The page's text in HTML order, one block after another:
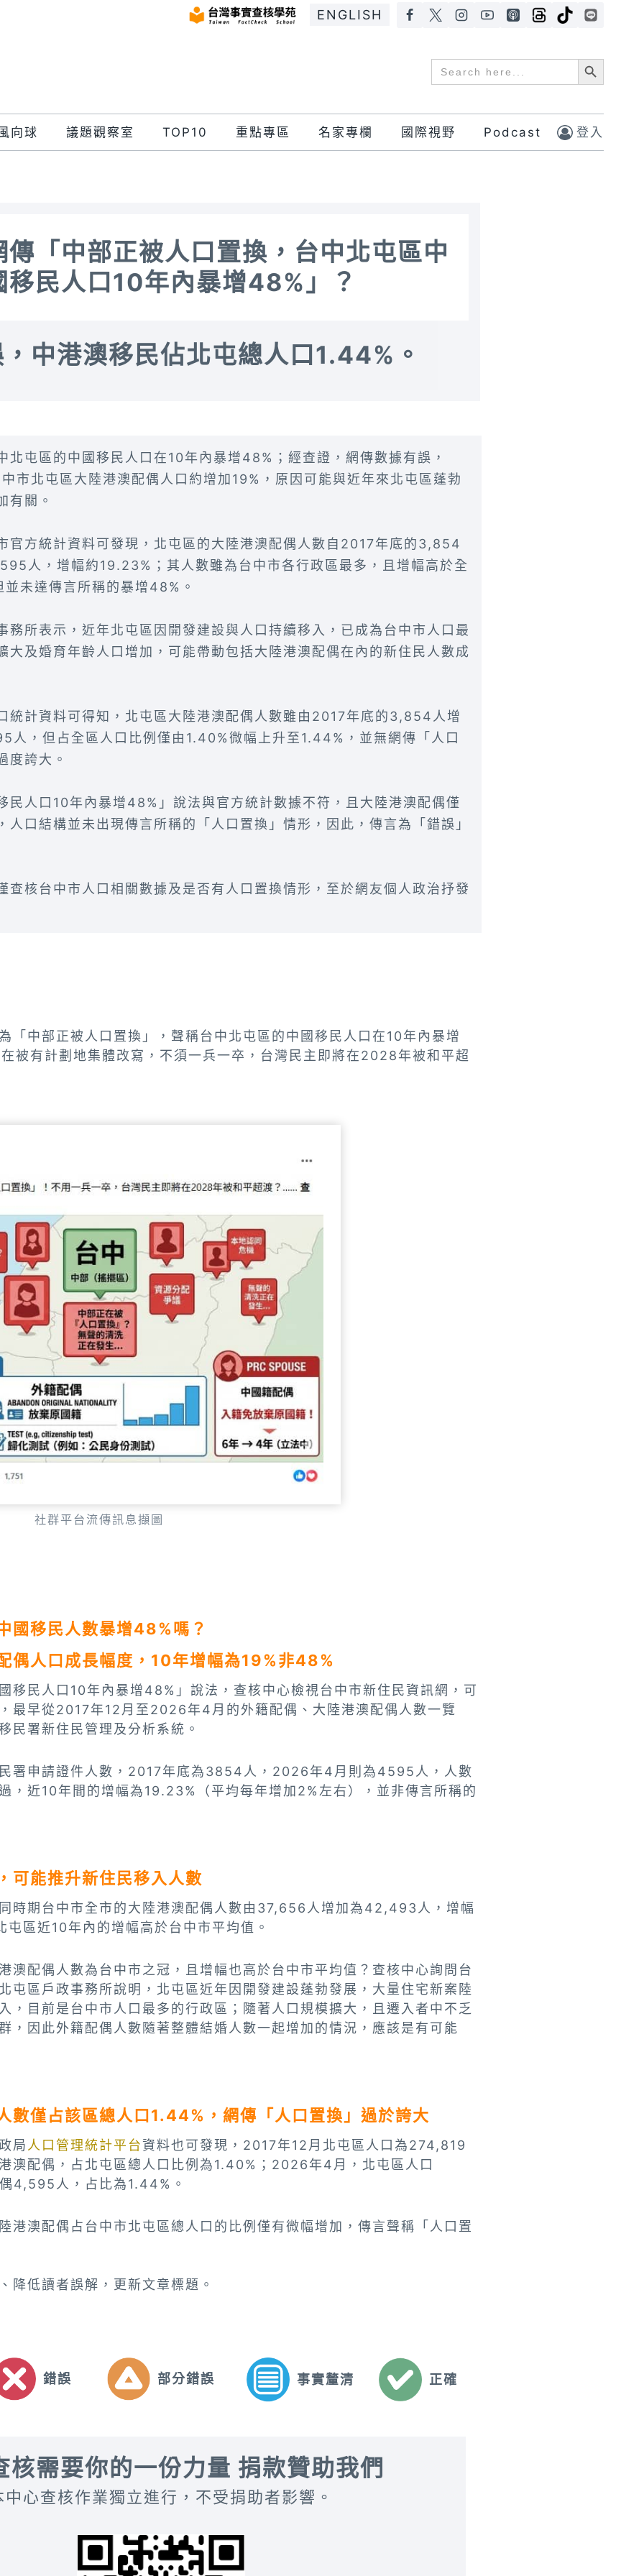
ENGLISH
Search
for:
Search Button
向球 議題觀察室 TOP10 重點專區 名家專欄 國際視野 Podcast 登入
傳「中部正被人口置換，台中北屯區中
移民人口10年內暴增48%」？
中港澳移民佔北屯總人口1.44%。
北屯區的中國移民人口在10年內暴增48%；經查證，網傳數據有誤，
市北屯區大陸港澳配偶人口約增加19%，原因可能與近年來北屯區蓬勃
有關。
官方統計資料可發現，北屯區的大陸港澳配偶人數自2017年底的3,854
人，增幅約19.23%；其人數雖為台中市各行政區最多，且增幅高於全
未達傳言所稱的暴增48%。
務所表示，近年北屯區因開發建設與人口持續移入，已成為台中市人口最
大及婚育年齡人口增加，可能帶動包括大陸港澳配偶在內的新住民人數成
統計資料可得知，北屯區大陸港澳配偶人數雖由2017年底的3,854人增
，但占全區人口比例僅由1.40%微幅上升至1.44%，並無網傳「人口
度誇大。
民人口10年內暴增48%」說法與官方統計數據不符，且大陸港澳配偶僅
人口結構並未出現傳言所稱的「人口置換」情形，因此，傳言為「錯誤」
查核台中市人口相關數據及是否有人口置換情形，至於網友個人政治抒發
「中部正被人口置換」，聲稱台中北屯區的中國移民人口在10年內暴增
被有計劃地集體改寫，不須一兵一卒，台灣民主即將在2028年被和平超
社群平台流傳訊息擷圖
國移民人數暴增48%嗎？
偶人口成長幅度，10年增幅為19%非48%
移民人口10年內暴增48%」說法，查核中心檢視台中市新住民資訊網，可
最早從2017年12月至2026年4月的外籍配偶、大陸港澳配偶人數一覽
民署新住民管理及分析系統。
署申請證件人數，2017年底為3854人，2026年4月則為4595人，人數
，近10年間的增幅為19.23%（平均每年增加2%左右），並非傳言所稱的
可能推升新住民移入人數
時期台中市全市的大陸港澳配偶人數由37,656人增加為42,493人，增幅
區近10年內的增幅高於台中市平均值。
澳配偶人數為台中市之冠，且增幅也高於台中市平均值？查核中心詢問台
屯區戶政事務所說明，北屯區近年因開發建設蓬勃發展，大量住宅新案陸
，目前是台中市人口最多的行政區；隨著人口規模擴大，且遷入者中不乏
，因此外籍配偶人數隨著整體結婚人數一起增加的情況，應該是有可能
數僅占該區總人口1.44%，網傳「人口置換」過於誇大
局 人口管理統計平台資料也可發現，2017年12月北屯區人口為274,819
澳配偶，占北屯區總人口比例為1.40%；2026年4月，北屯區人口
4,595人，占比為1.44%。
港澳配偶占台中市北屯區總人口的比例僅有微幅增加，傳言聲稱「人口置
降低讀者誤解，更新文章標題。
錯誤 部分錯誤 事實釐清 正確
核需要你的一份力量 捐款贊助我們
中心查核作業獨立進行，不受捐助者影響。